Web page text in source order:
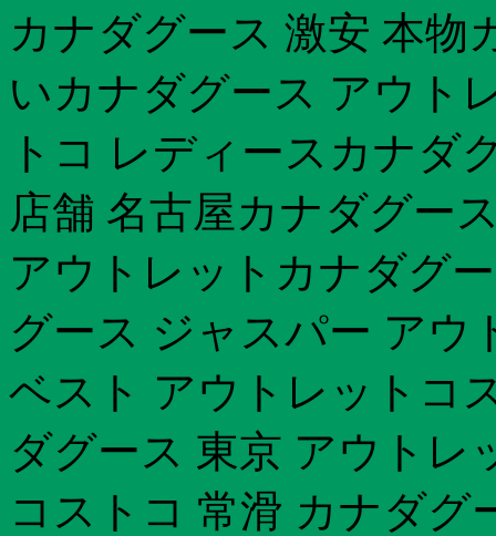
カナダグース 激安 本物
いカナダグース アウト
トコ レディースカナダ
店舗 名古屋カナダグー
アウトレットカナダグ
グース ジャスパー アウ
ベスト アウトレットコ
ダグース 東京 アウトレ
コストコ 常滑 カナダ